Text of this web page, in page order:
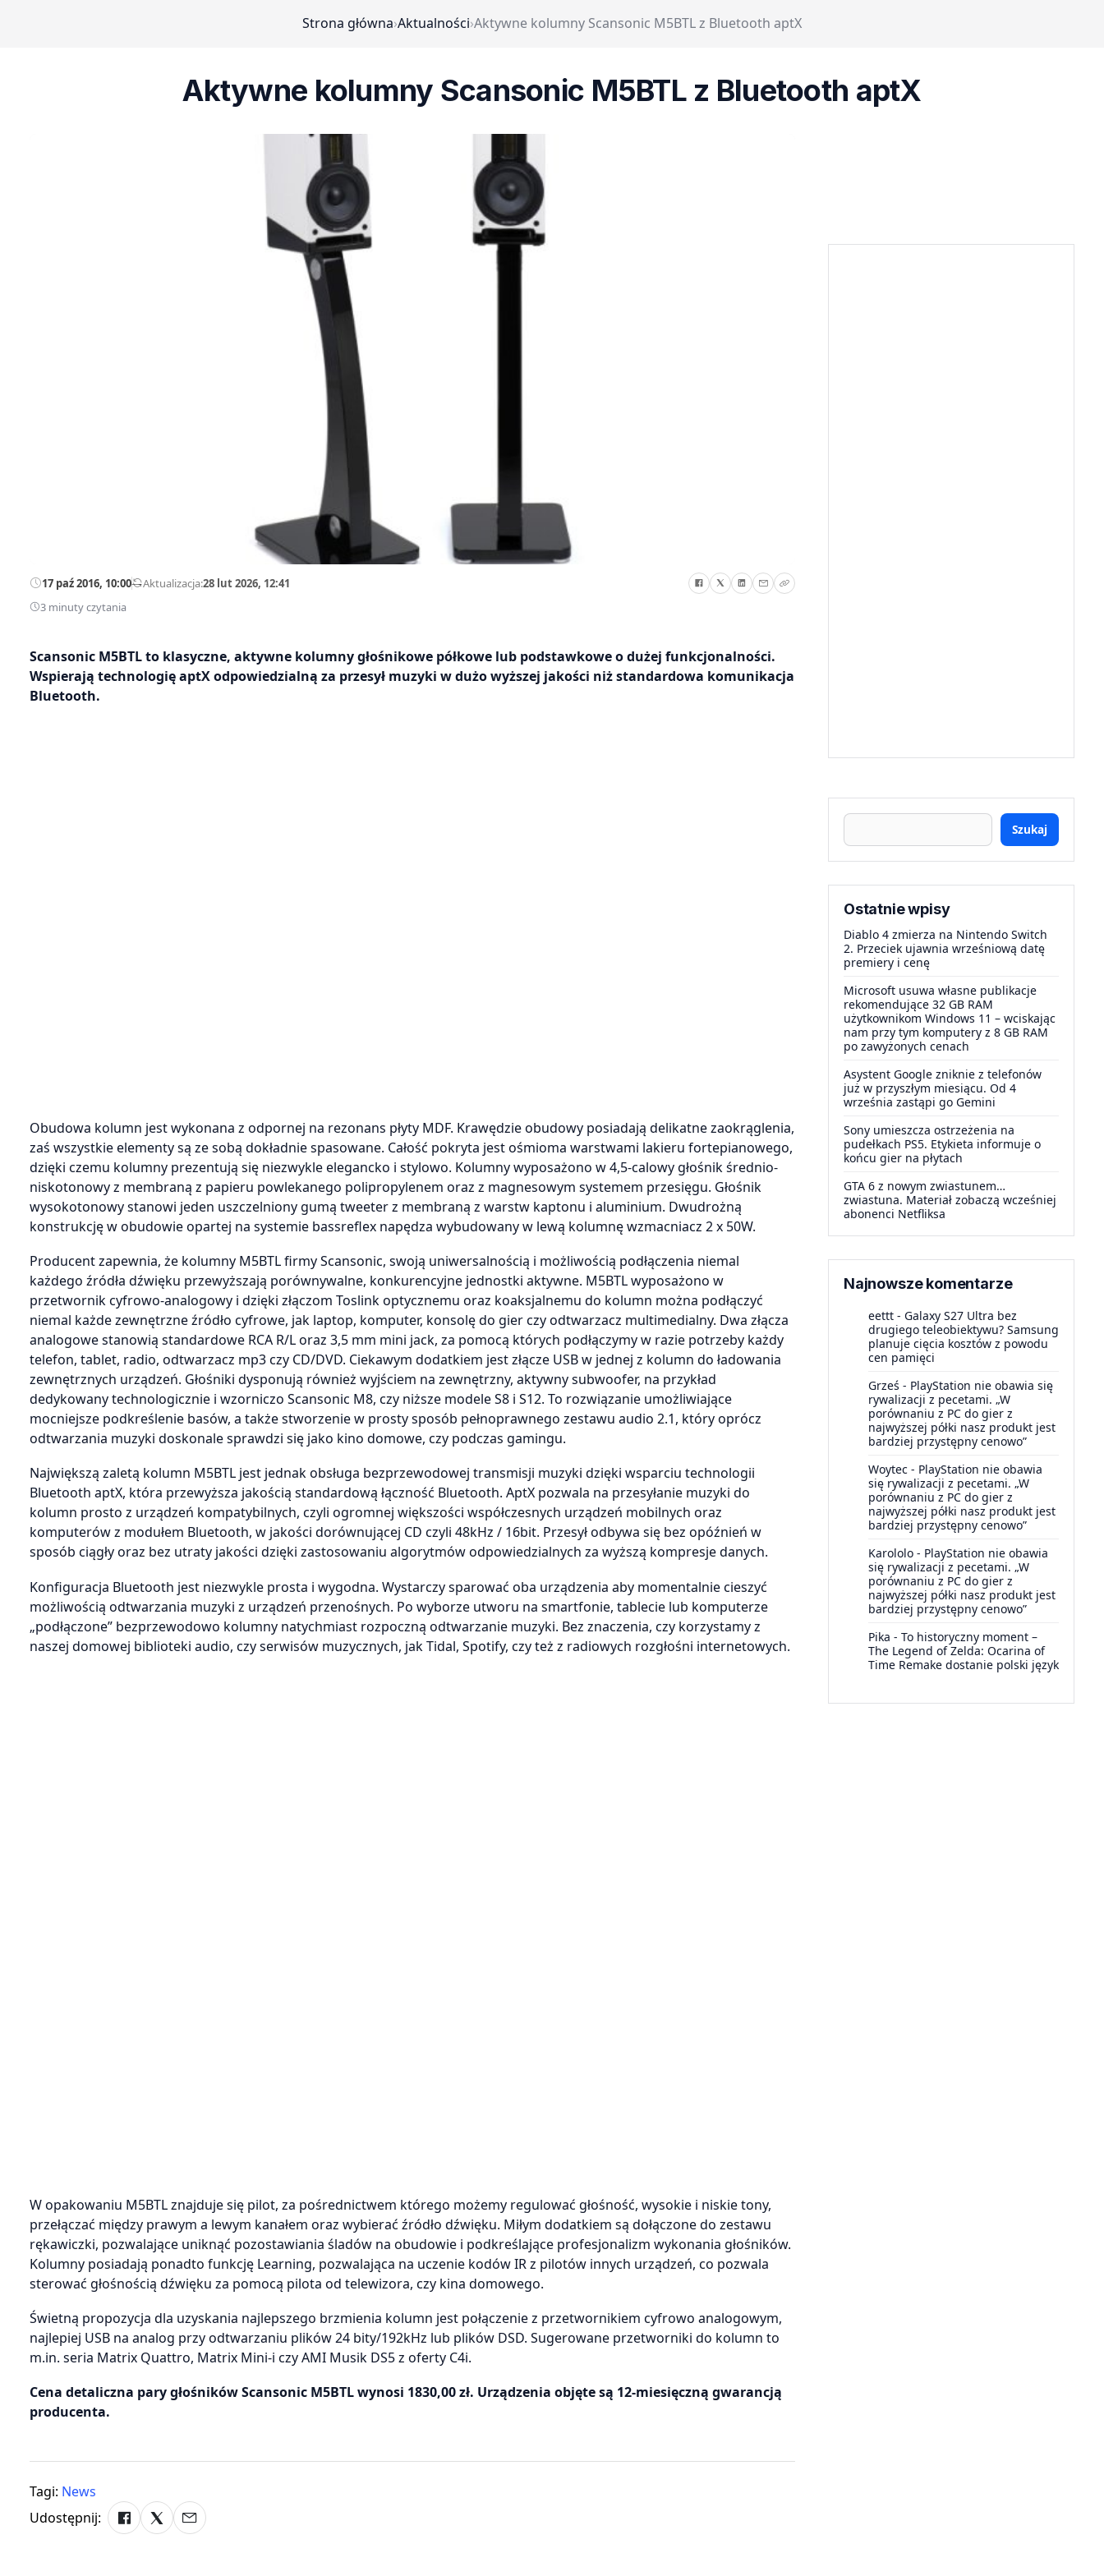
Strona główna›Aktualności›Aktywne kolumny Scansonic M5BTL z Bluetooth aptX
Aktywne kolumny Scansonic M5BTL z Bluetooth aptX
17 paź 2016, 10:00—Aktualizacja:28 lut 2026, 12:41
3 minuty czytania
Scansonic M5BTL to klasyczne, aktywne kolumny głośnikowe półkowe lub podstawkowe o dużej funkcjonalności.
Wspierają technologię aptX odpowiedzialną za przesył muzyki w dużo wyższej jakości niż standardowa komunikacja
Bluetooth.
Obudowa kolumn jest wykonana z odpornej na rezonans płyty MDF. Krawędzie obudowy posiadają delikatne zaokrąglenia,
zaś wszystkie elementy są ze sobą dokładnie spasowane. Całość pokryta jest ośmioma warstwami lakieru fortepianowego,
dzięki czemu kolumny prezentują się niezwykle elegancko i stylowo. Kolumny wyposażono w 4,5-calowy głośnik średnio-
niskotonowy z membraną z papieru powlekanego polipropylenem oraz z magnesowym systemem przesięgu. Głośnik
wysokotonowy stanowi jeden uszczelniony gumą tweeter z membraną z warstw kaptonu i aluminium. Dwudrożną
konstrukcję w obudowie opartej na systemie bassreflex napędza wybudowany w lewą kolumnę wzmacniacz 2 x 50W.
Producent zapewnia, że kolumny M5BTL firmy Scansonic, swoją uniwersalnością i możliwością podłączenia niemal
każdego źródła dźwięku przewyższają porównywalne, konkurencyjne jednostki aktywne. M5BTL wyposażono w
przetwornik cyfrowo-analogowy i dzięki złączom Toslink optycznemu oraz koaksjalnemu do kolumn można podłączyć
niemal każde zewnętrzne źródło cyfrowe, jak laptop, komputer, konsolę do gier czy odtwarzacz multimedialny. Dwa złącza
analogowe stanowią standardowe RCA R/L oraz 3,5 mm mini jack, za pomocą których podłączymy w razie potrzeby każdy
telefon, tablet, radio, odtwarzacz mp3 czy CD/DVD. Ciekawym dodatkiem jest złącze USB w jednej z kolumn do ładowania
zewnętrznych urządzeń. Głośniki dysponują również wyjściem na zewnętrzny, aktywny subwoofer, na przykład
dedykowany technologicznie i wzorniczo Scansonic M8, czy niższe modele S8 i S12. To rozwiązanie umożliwiające
mocniejsze podkreślenie basów, a także stworzenie w prosty sposób pełnoprawnego zestawu audio 2.1, który oprócz
odtwarzania muzyki doskonale sprawdzi się jako kino domowe, czy podczas gamingu.
Największą zaletą kolumn M5BTL jest jednak obsługa bezprzewodowej transmisji muzyki dzięki wsparciu technologii
Bluetooth aptX, która przewyższa jakością standardową łączność Bluetooth. AptX pozwala na przesyłanie muzyki do
kolumn prosto z urządzeń kompatybilnych, czyli ogromnej większości współczesnych urządzeń mobilnych oraz
komputerów z modułem Bluetooth, w jakości dorównującej CD czyli 48kHz / 16bit. Przesył odbywa się bez opóźnień w
sposób ciągły oraz bez utraty jakości dzięki zastosowaniu algorytmów odpowiedzialnych za wyższą kompresje danych.
Konfiguracja Bluetooth jest niezwykle prosta i wygodna. Wystarczy sparować oba urządzenia aby momentalnie cieszyć
możliwością odtwarzania muzyki z urządzeń przenośnych. Po wyborze utworu na smartfonie, tablecie lub komputerze
„podłączone” bezprzewodowo kolumny natychmiast rozpoczną odtwarzanie muzyki. Bez znaczenia, czy korzystamy z
naszej domowej biblioteki audio, czy serwisów muzycznych, jak Tidal, Spotify, czy też z radiowych rozgłośni internetowych.
W opakowaniu M5BTL znajduje się pilot, za pośrednictwem którego możemy regulować głośność, wysokie i niskie tony,
przełączać między prawym a lewym kanałem oraz wybierać źródło dźwięku. Miłym dodatkiem są dołączone do zestawu
rękawiczki, pozwalające uniknąć pozostawiania śladów na obudowie i podkreślające profesjonalizm wykonania głośników.
Kolumny posiadają ponadto funkcję Learning, pozwalająca na uczenie kodów IR z pilotów innych urządzeń, co pozwala
sterować głośnością dźwięku za pomocą pilota od telewizora, czy kina domowego.
Świetną propozycja dla uzyskania najlepszego brzmienia kolumn jest połączenie z przetwornikiem cyfrowo analogowym,
najlepiej USB na analog przy odtwarzaniu plików 24 bity/192kHz lub plików DSD. Sugerowane przetworniki do kolumn to
m.in. seria Matrix Quattro, Matrix Mini-i czy AMI Musik DS5 z oferty C4i.
Cena detaliczna pary głośników Scansonic M5BTL wynosi 1830,00 zł. Urządzenia objęte są 12-miesięczną gwarancją
producenta.
Tagi: News
Udostępnij:
Szukaj
Ostatnie wpisy
Diablo 4 zmierza na Nintendo Switch
2. Przeciek ujawnia wrześniową datę
premiery i cenę
Microsoft usuwa własne publikacje
rekomendujące 32 GB RAM
użytkownikom Windows 11 – wciskając
nam przy tym komputery z 8 GB RAM
po zawyżonych cenach
Asystent Google zniknie z telefonów
już w przyszłym miesiącu. Od 4
września zastąpi go Gemini
Sony umieszcza ostrzeżenia na
pudełkach PS5. Etykieta informuje o
końcu gier na płytach
GTA 6 z nowym zwiastunem…
zwiastuna. Materiał zobaczą wcześniej
abonenci Netfliksa
Najnowsze komentarze
eettt - Galaxy S27 Ultra bez
drugiego teleobiektywu? Samsung
planuje cięcia kosztów z powodu
cen pamięci
Grześ - PlayStation nie obawia się
rywalizacji z pecetami. „W
porównaniu z PC do gier z
najwyższej półki nasz produkt jest
bardziej przystępny cenowo”
Woytec - PlayStation nie obawia
się rywalizacji z pecetami. „W
porównaniu z PC do gier z
najwyższej półki nasz produkt jest
bardziej przystępny cenowo”
Karololo - PlayStation nie obawia
się rywalizacji z pecetami. „W
porównaniu z PC do gier z
najwyższej półki nasz produkt jest
bardziej przystępny cenowo”
Pika - To historyczny moment –
The Legend of Zelda: Ocarina of
Time Remake dostanie polski język